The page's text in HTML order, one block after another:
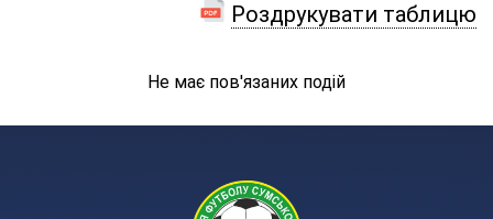
Роздрукувати таблицю
Не має пов'язаних подій